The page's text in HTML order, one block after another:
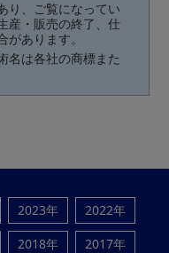
り、ご覧になってい
産・販売の終了、仕
があります。
名は各社の商標また
2023年
2022年
2018年
2017年